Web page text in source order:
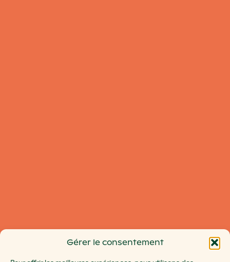
Gérer le consentement